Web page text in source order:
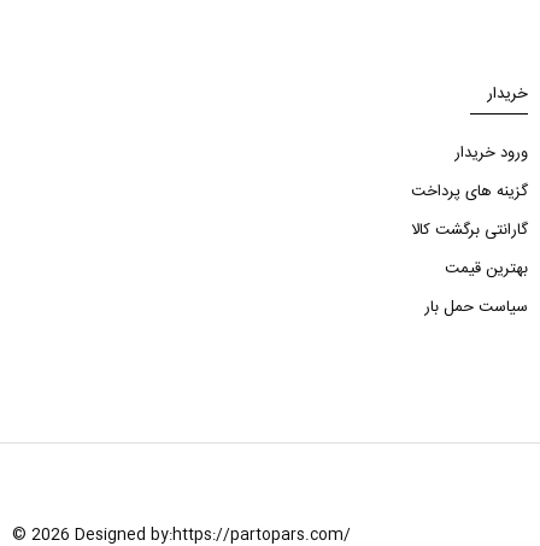
خریدار
ورود خریدار
گزینه های پرداخت
گارانتی برگشت کالا
بهترین قیمت
سیاست حمل بار
© 2026 Designed by:https://partopars.com/